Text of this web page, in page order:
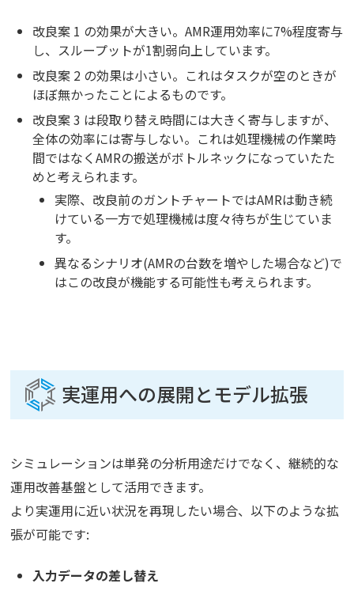
改良案 1 の効果が大きい。AMR運用効率に7%程度寄与
し、スループットが1割弱向上しています。
改良案 2 の効果は小さい。これはタスクが空のときが
ほぼ無かったことによるものです。
改良案 3 は段取り替え時間には大きく寄与しますが、
全体の効率には寄与しない。これは処理機械の作業時
間ではなくAMRの搬送がボトルネックになっていたた
めと考えられます。
実際、改良前のガントチャートではAMRは動き続
けている一方で処理機械は度々待ちが生じていま
す。
異なるシナリオ(AMRの台数を増やした場合など)で
はこの改良が機能する可能性も考えられます。
実運用への展開とモデル拡張
シミュレーションは単発の分析用途だけでなく、継続的な
運用改善基盤として活用できます。
より実運用に近い状況を再現したい場合、以下のような拡
張が可能です:
入力データの差し替え